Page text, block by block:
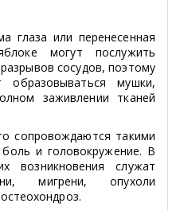
глаза или перенесенная
могут послужить
сосудов, поэтому
образовываться мушки,
заживлении тканей
сопровождаются такими
и головокружение. В
возникновения служат
мигрени, опухоли